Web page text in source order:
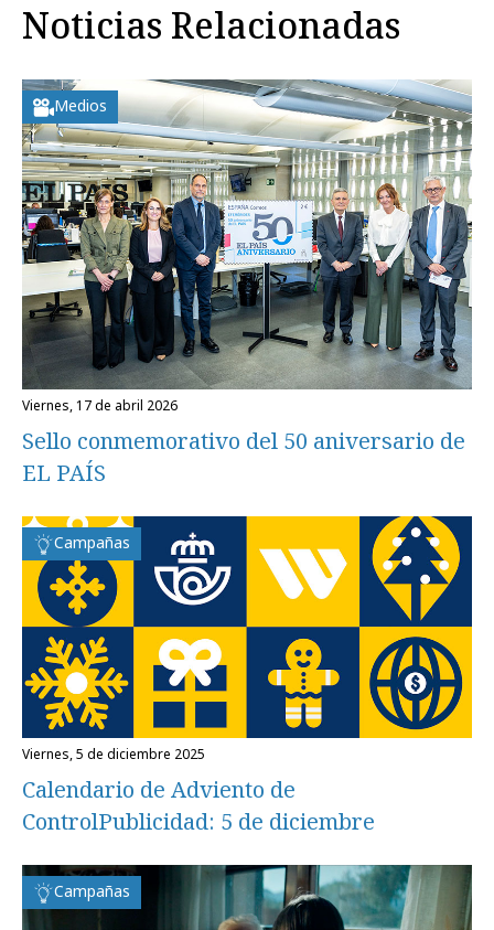
Noticias Relacionadas
Medios
viernes, 17 de abril 2026
Sello conmemorativo del 50 aniversario de
EL PAÍS
Campañas
viernes, 5 de diciembre 2025
Calendario de Adviento de
ControlPublicidad: 5 de diciembre
Campañas